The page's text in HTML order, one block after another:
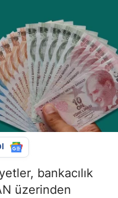
bankacılık
üzerinden